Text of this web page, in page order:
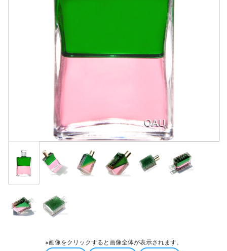
※画像をクリックすると画像全体が表示されます。